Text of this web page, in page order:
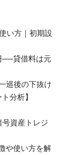
い方｜初期設
──貸借料は元
巡後の下抜け
分析】
資産トレジ
や使い方を解